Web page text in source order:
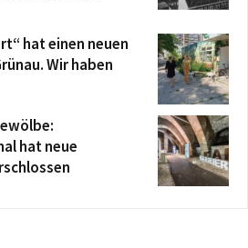
hat einen neuen
Wir haben
hat neue